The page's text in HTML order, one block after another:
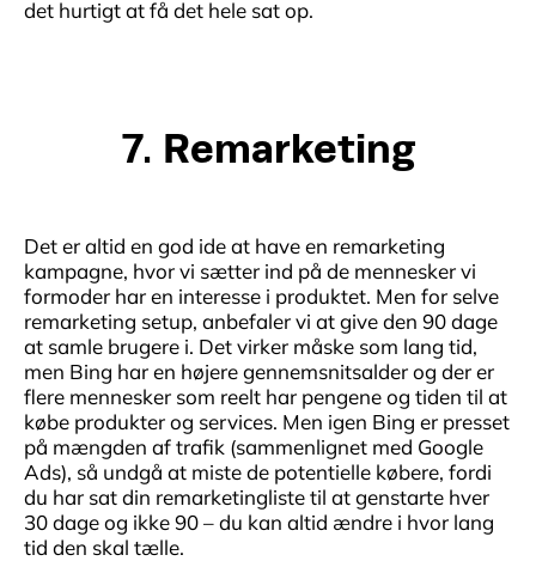
det hurtigt at få det hele sat op.
7. Remarketing
Det er altid en god ide at have en remarketing
kampagne, hvor vi sætter ind på de mennesker vi
formoder har en interesse i produktet. Men for selve
remarketing setup, anbefaler vi at give den 90 dage
at samle brugere i. Det virker måske som lang tid,
men Bing har en højere gennemsnitsalder og der er
flere mennesker som reelt har pengene og tiden til at
købe produkter og services. Men igen Bing er presset
på mængden af trafik (sammenlignet med Google
Ads), så undgå at miste de potentielle købere, fordi
du har sat din remarketingliste til at genstarte hver
30 dage og ikke 90 – du kan altid ændre i hvor lang
tid den skal tælle.